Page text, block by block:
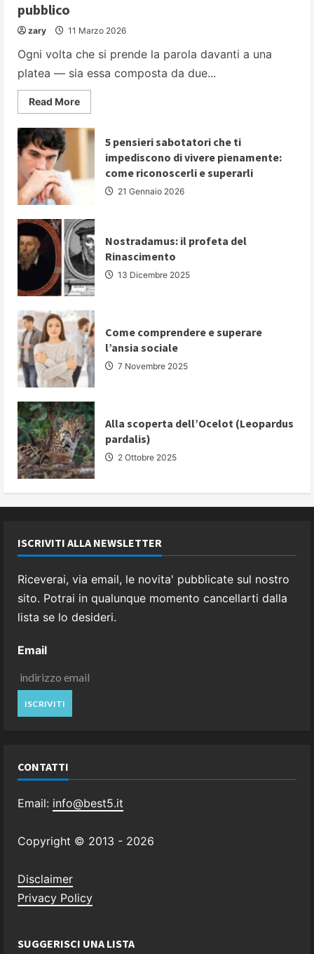
pubblico
zary 11 Marzo 2026
Ogni volta che si prende la parola davanti a una
platea — sia essa composta da due...
Read MoreRead
more
PARLARE
IN
PUBBLICO:
strategie
fondamentali
comunicare
autorevolezza
e
convincere
il
proprio
pubblico
5 pensieri sabotatori che ti
impediscono di vivere pienamente:
come riconoscerli e superarli
21 Gennaio 2026
Nostradamus: il profeta del
Rinascimento
13 Dicembre 2025
Come comprendere e superare
l’ansia sociale
7 Novembre 2025
Alla scoperta dell’Ocelot (Leopardus
pardalis)
2 Ottobre 2025
ISCRIVITI ALLA NEWSLETTER
Riceverai, via email, le novita' pubblicate sul nostro
sito. Potrai in qualunque momento cancellarti dalla
lista se lo desideri.
Email
CONTATTI
Email: info@best5.it
Copyright © 2013 - 2026
Disclaimer
Privacy Policy
SUGGERISCI UNA LISTA